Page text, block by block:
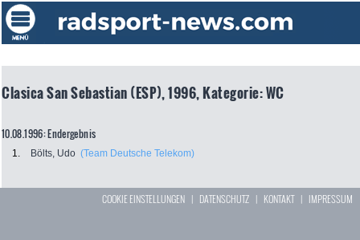
Clasica San Sebastian (ESP), 1996, Kategorie: WC
10.08.1996: Endergebnis
1. Bölts, Udo (Team Deutsche Telekom)
COOKIE EINSTELLUNGEN | DATENSCHUTZ | KONTAKT| IMPRESSUM